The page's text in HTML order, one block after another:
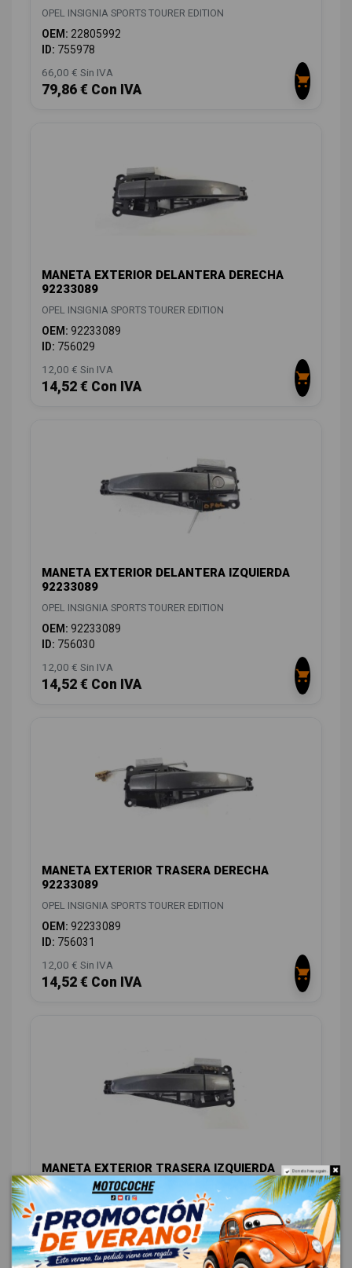
OPEL INSIGNIA SPORTS TOURER EDITION
OEM: 22805992
ID: 755978
66,00 € Sin IVA
79,86 € Con IVA
MANETA EXTERIOR DELANTERA DERECHA
92233089
OPEL INSIGNIA SPORTS TOURER EDITION
OEM: 92233089
ID: 756029
12,00 € Sin IVA
14,52 € Con IVA
MANETA EXTERIOR DELANTERA IZQUIERDA
92233089
OPEL INSIGNIA SPORTS TOURER EDITION
OEM: 92233089
ID: 756030
12,00 € Sin IVA
14,52 € Con IVA
MANETA EXTERIOR TRASERA DERECHA
92233089
OPEL INSIGNIA SPORTS TOURER EDITION
OEM: 92233089
ID: 756031
12,00 € Sin IVA
14,52 € Con IVA
MANETA EXTERIOR TRASERA IZQUIERDA
13504025
OPEL INSIGNIA SPORTS TOURER EDITION
OEM:13504025
ID:756032
12,00 € Sin IVA
Do not show again.